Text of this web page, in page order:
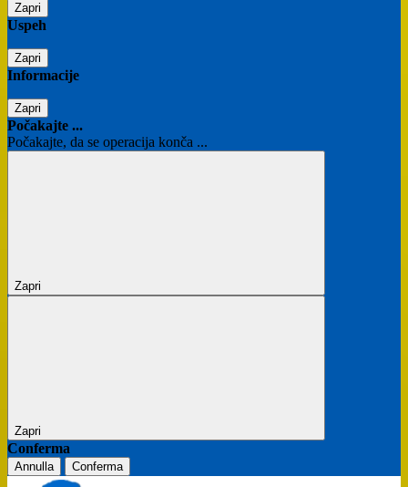
Zapri
Uspeh
Zapri
Informacije
Zapri
Počakajte ...
Počakajte, da se operacija konča ...
Zapri
Zapri
Conferma
Annulla Conferma